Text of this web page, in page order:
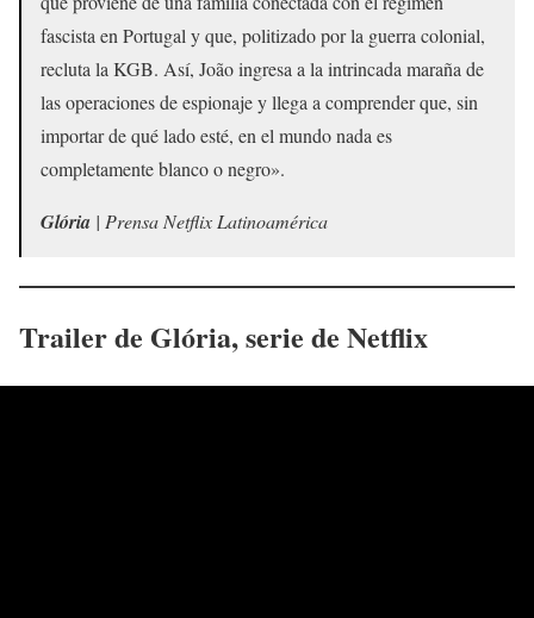
fascista en Portugal y que, politizado por la guerra colonial,
recluta la KGB. Así, João ingresa a la intrincada maraña de
las operaciones de espionaje y llega a comprender que, sin
importar de qué lado esté, en el mundo nada es
completamente blanco o negro».
Glória | Prensa Netflix Latinoamérica
Trailer de Glória, serie de Netflix